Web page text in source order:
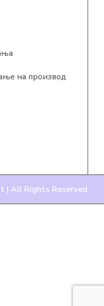
на производ
| All Rights Reserved